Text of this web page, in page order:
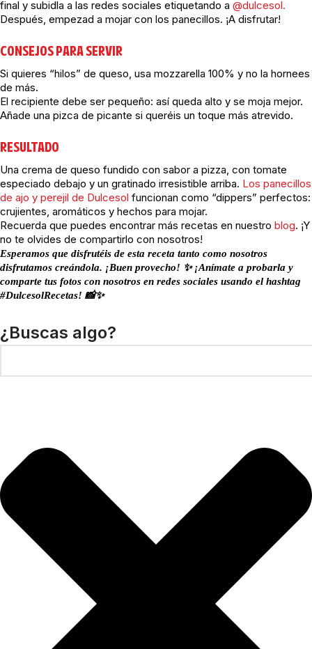
final y subidla a las redes sociales etiquetando a @dulcesol.
Después, empezad a mojar con los panecillos. ¡A disfrutar!
CONSEJOS PARA SERVIR
Si quieres “hilos” de queso, usa mozzarella 100% y no la hornees
de más.
El recipiente debe ser pequeño: así queda alto y se moja mejor.
Añade una pizca de picante si queréis un toque más atrevido.
RESULTADO
Una crema de queso fundido con sabor a pizza, con tomate
especiado debajo y un gratinado irresistible arriba. Los panecillos
de ajo y perejil de Dulcesol funcionan como “dippers” perfectos:
crujientes, aromáticos y hechos para mojar.
Recuerda que puedes encontrar más recetas en nuestro blog. ¡Y
no te olvides de compartirlo con nosotros!
Esperamos que disfrutéis de esta receta tanto como nosotros
disfrutamos creándola. ¡Buen provecho! ✨ ¡Anímate a probarla y
comparte tus fotos con nosotros en redes sociales usando el hashtag
#DulcesolRecetas! 📸✨
¿Buscas algo?